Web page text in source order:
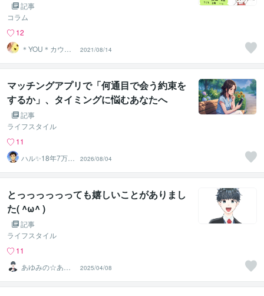
記事
コラム
12
＊YOU＊カウン
セラー＆キャリ
コン
2021/08/14
マッチングアプリで「何通目で会う約束を
するか」、タイミングに悩むあなたへ
記事
ライフスタイル
11
ハル✨18年7万人
以上の実績×書籍
著者
2026/08/04
とっっっっっっても嬉しいことがありまし
た( ^ω^ )
記事
ライフスタイル
11
あゆみの☆あな
たを応援・肯定
し隊
2025/04/08